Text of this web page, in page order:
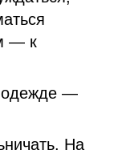
— к
одежде —
На